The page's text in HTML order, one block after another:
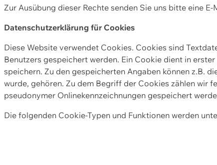
Zur Ausübung dieser Rechte senden Sie uns bitte eine
Datenschutzerklärung für Cookies
Diese Website verwendet Cookies. Cookies sind
Benutzers gespeichert werden. Ein Cookie dient in
speichern. Zu den gespeicherten Angaben können z.B.
wurde, gehören. Zu dem Begriff der Cookies zählen wir
pseudonymer Onlinekennzeichnungen gespeichert
Die folgenden Cookie-Typen und Funktionen werden